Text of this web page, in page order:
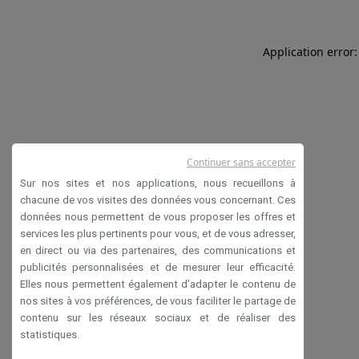
Application
Sur nos sites et nos applications, nous recueillons à
chacune de vos visites des données vous concernant. Ces
données nous permettent de vous proposer les offres et
services les plus pertinents pour vous, et de vous adresser,
en direct ou via des partenaires, des communications et
publicités personnalisées et de mesurer leur efficacité.
Elles nous permettent également d’adapter le contenu de
nos sites à vos préférences, de vous faciliter le partage de
contenu sur les réseaux sociaux et de réaliser des
statistiques.
Continuer sans accepter